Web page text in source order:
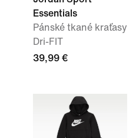
Essentials
Pánské tkané kraťasy
Dri-FIT
39,99 €